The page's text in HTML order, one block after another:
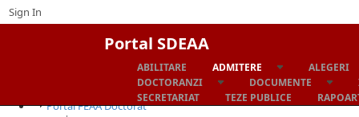
Sign In
Portal SDEAA
ABILITARE ADMITERE
ALEGERI
DOCTORANZI
DOCUMENTE
SECRETARIAT
TEZE PUBLICE
Home
Portal FEAA Doctorat